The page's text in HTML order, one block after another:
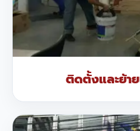
ติดตั้งและย้า